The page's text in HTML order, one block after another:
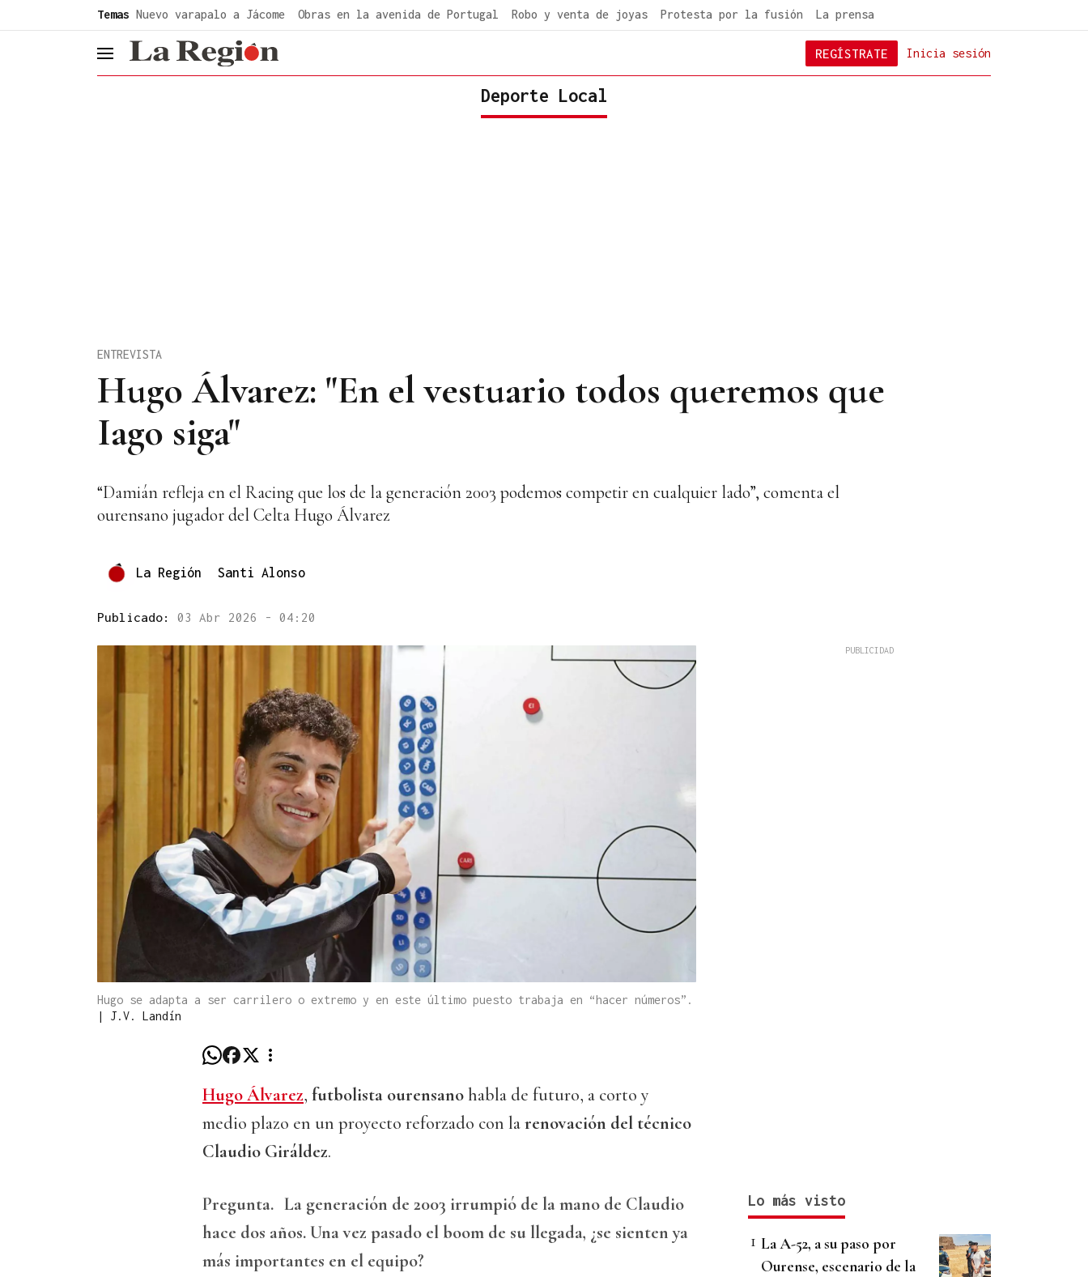
Temas Nuevo varapalo a Jácome Obras en la avenida de Portugal Robo y venta de joyas Protesta por la fusión La prensa
header.menu.open Inicia sesión
REGÍSTRATE
Deporte Local
Hugo Álvarez: "En el vestuario todos queremos que
Iago siga"
ENTREVISTA
“Damián refleja en el Racing que los de la generación 2003 podemos competir en cualquier lado”, comenta el
ourensano jugador del Celta Hugo Álvarez
La Región Santi Alonso
Publicado: 03 Abr 2026 - 04:20
Hugo se adapta a ser carrilero o extremo y en este último puesto trabaja en “hacer números”.
| J.V. Landín
Hugo Álvarez, futbolista ourensanohabla de futuro, a corto y
medio plazo en un proyecto reforzado con larenovación del técnico
Claudio Giráldez.
Pregunta. La generación de 2003 irrumpió de la mano de Claudio
hace dos años. Una vez pasado el boom de su llegada, ¿se sienten ya
más importantes en el equipo?
Lo más visto
La A-52, a su paso por
Ourense, escenario de la